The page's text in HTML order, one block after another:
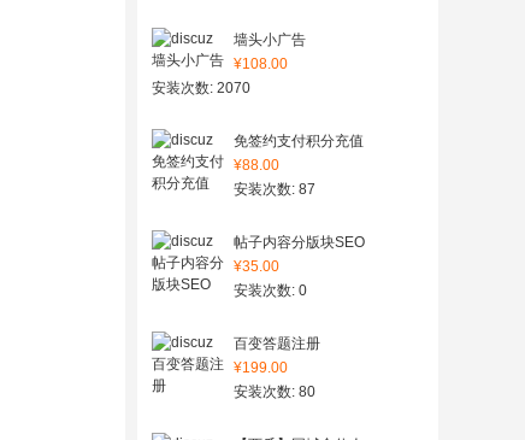
墙头小广告
¥108.00
安装次数: 2070
免签约支付积分充值
¥88.00
安装次数: 87
帖子内容分版块SEO
¥35.00
安装次数: 0
百变答题注册
¥199.00
安装次数: 80